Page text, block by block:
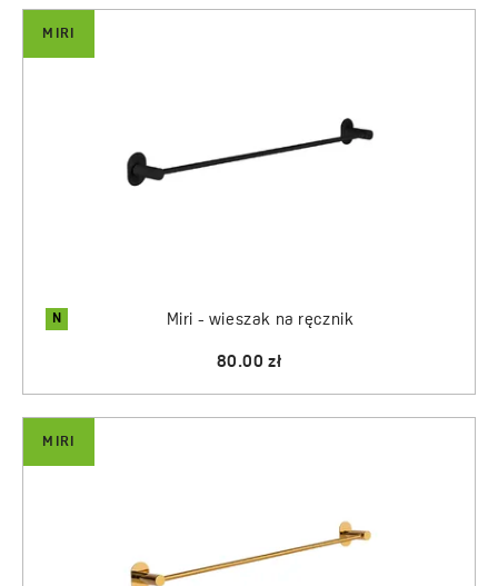
MIRI
N Miri - wieszak na ręcznik
80.00 zł
MIRI